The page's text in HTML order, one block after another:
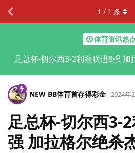
体育资讯热
足总杯-切尔西3-2利兹联进8强 加
1 / 1 条
NEW BB体育首存得彩金 2024年
足总杯-切尔西3-
强 加拉格尔绝杀